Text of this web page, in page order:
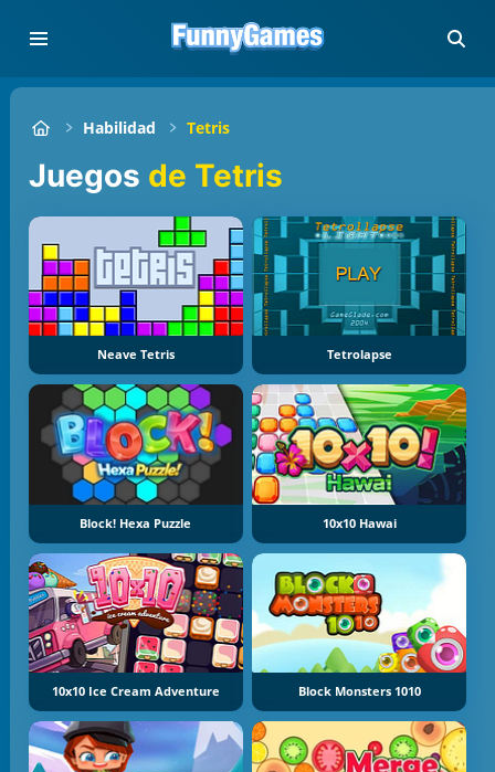
Habilidad Tetris
Juegos de Tetris
Neave Tetris Tetrolapse
Block! Hexa Puzzle 10x10 Hawai
10x10 Ice Cream Adventure Block Monsters 1010